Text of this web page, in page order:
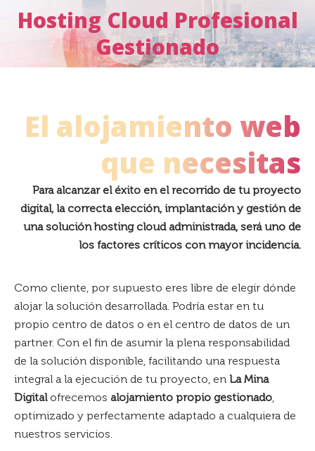
Hosting Cloud Profesional
Gestionado
Estás aquí:
El alojamiento web
que necesitas
Para alcanzar el éxito en el recorrido de tu proyecto
digital, la correcta elección, implantación y gestión de
una solución hosting cloud administrada, será uno de
los factores críticos con mayor incidencia.
Como cliente, por supuesto eres libre de elegir dónde
alojar la solución desarrollada. Podría estar en tu
propio centro de datos o en el centro de datos de un
partner. Con el fin de asumir la plena responsabilidad
de la solución disponible, facilitando una respuesta
integral a la ejecución de tu proyecto, en La Mina
Digitalofrecemos alojamiento propio gestionado
optimizado y perfectamente adaptado a cualquiera de
nuestros servicios.